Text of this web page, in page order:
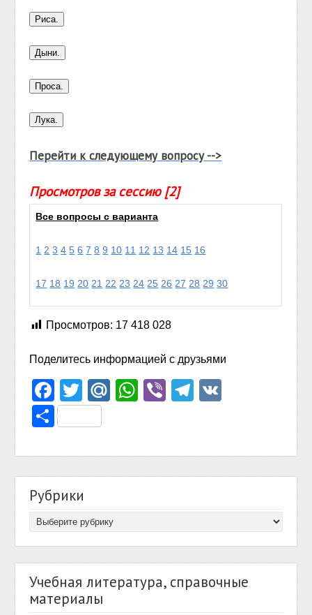
Перейти к следующему вопросу -->
Просмотров за сессию [2]
Все вопросы с варианта
1 2 3 4 5 6 7 8 9 10 11 12 13 14 15 16
17 18 19 20 21 22 23 24 25 26 27 28 29 30
Просмотров: 17 418 028
Поделитесь информацией с друзьями
Facebook
TwitterMail.Ru
WhatsApp
ViberTelegram
Отправить
Рубрики
Учебная литература, справочные
материалы